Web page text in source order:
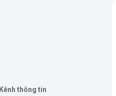
Kênh thông tin